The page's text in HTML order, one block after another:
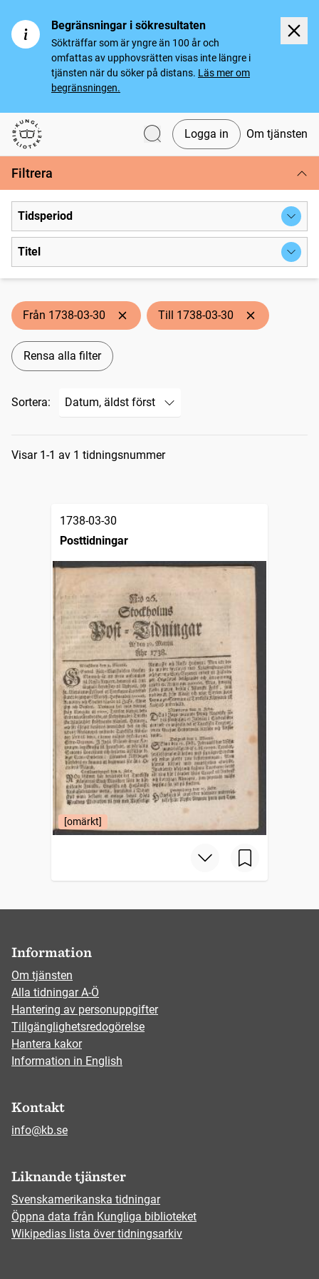
Begränsningar i sökresultaten
Sökträffar som är yngre än 100 år och
omfattas av upphovsrätten visas inte längre i
tjänsten när du söker på distans. Läs mer om
begränsningen.
Svenska tidningar
Logga in Om tjänsten
Filtrera
Tidsperiod
Titel
Från 1738-03-30 Till 1738-03-30
Rensa alla filter
Sortera:
Sökresultat
Visar 1-1 av 1 tidningsnummer
1738-03-30
Posttidningar
[omärkt]
Information
Om tjänsten
Alla tidningar A-Ö
Hantering av personuppgifter
Tillgänglighetsredogörelse
Hantera kakor
Information in English
Kontakt
info@kb.se
Liknande tjänster
Svenskamerikanska tidningar
Öppna data från Kungliga biblioteket
Wikipedias lista över tidningsarkiv